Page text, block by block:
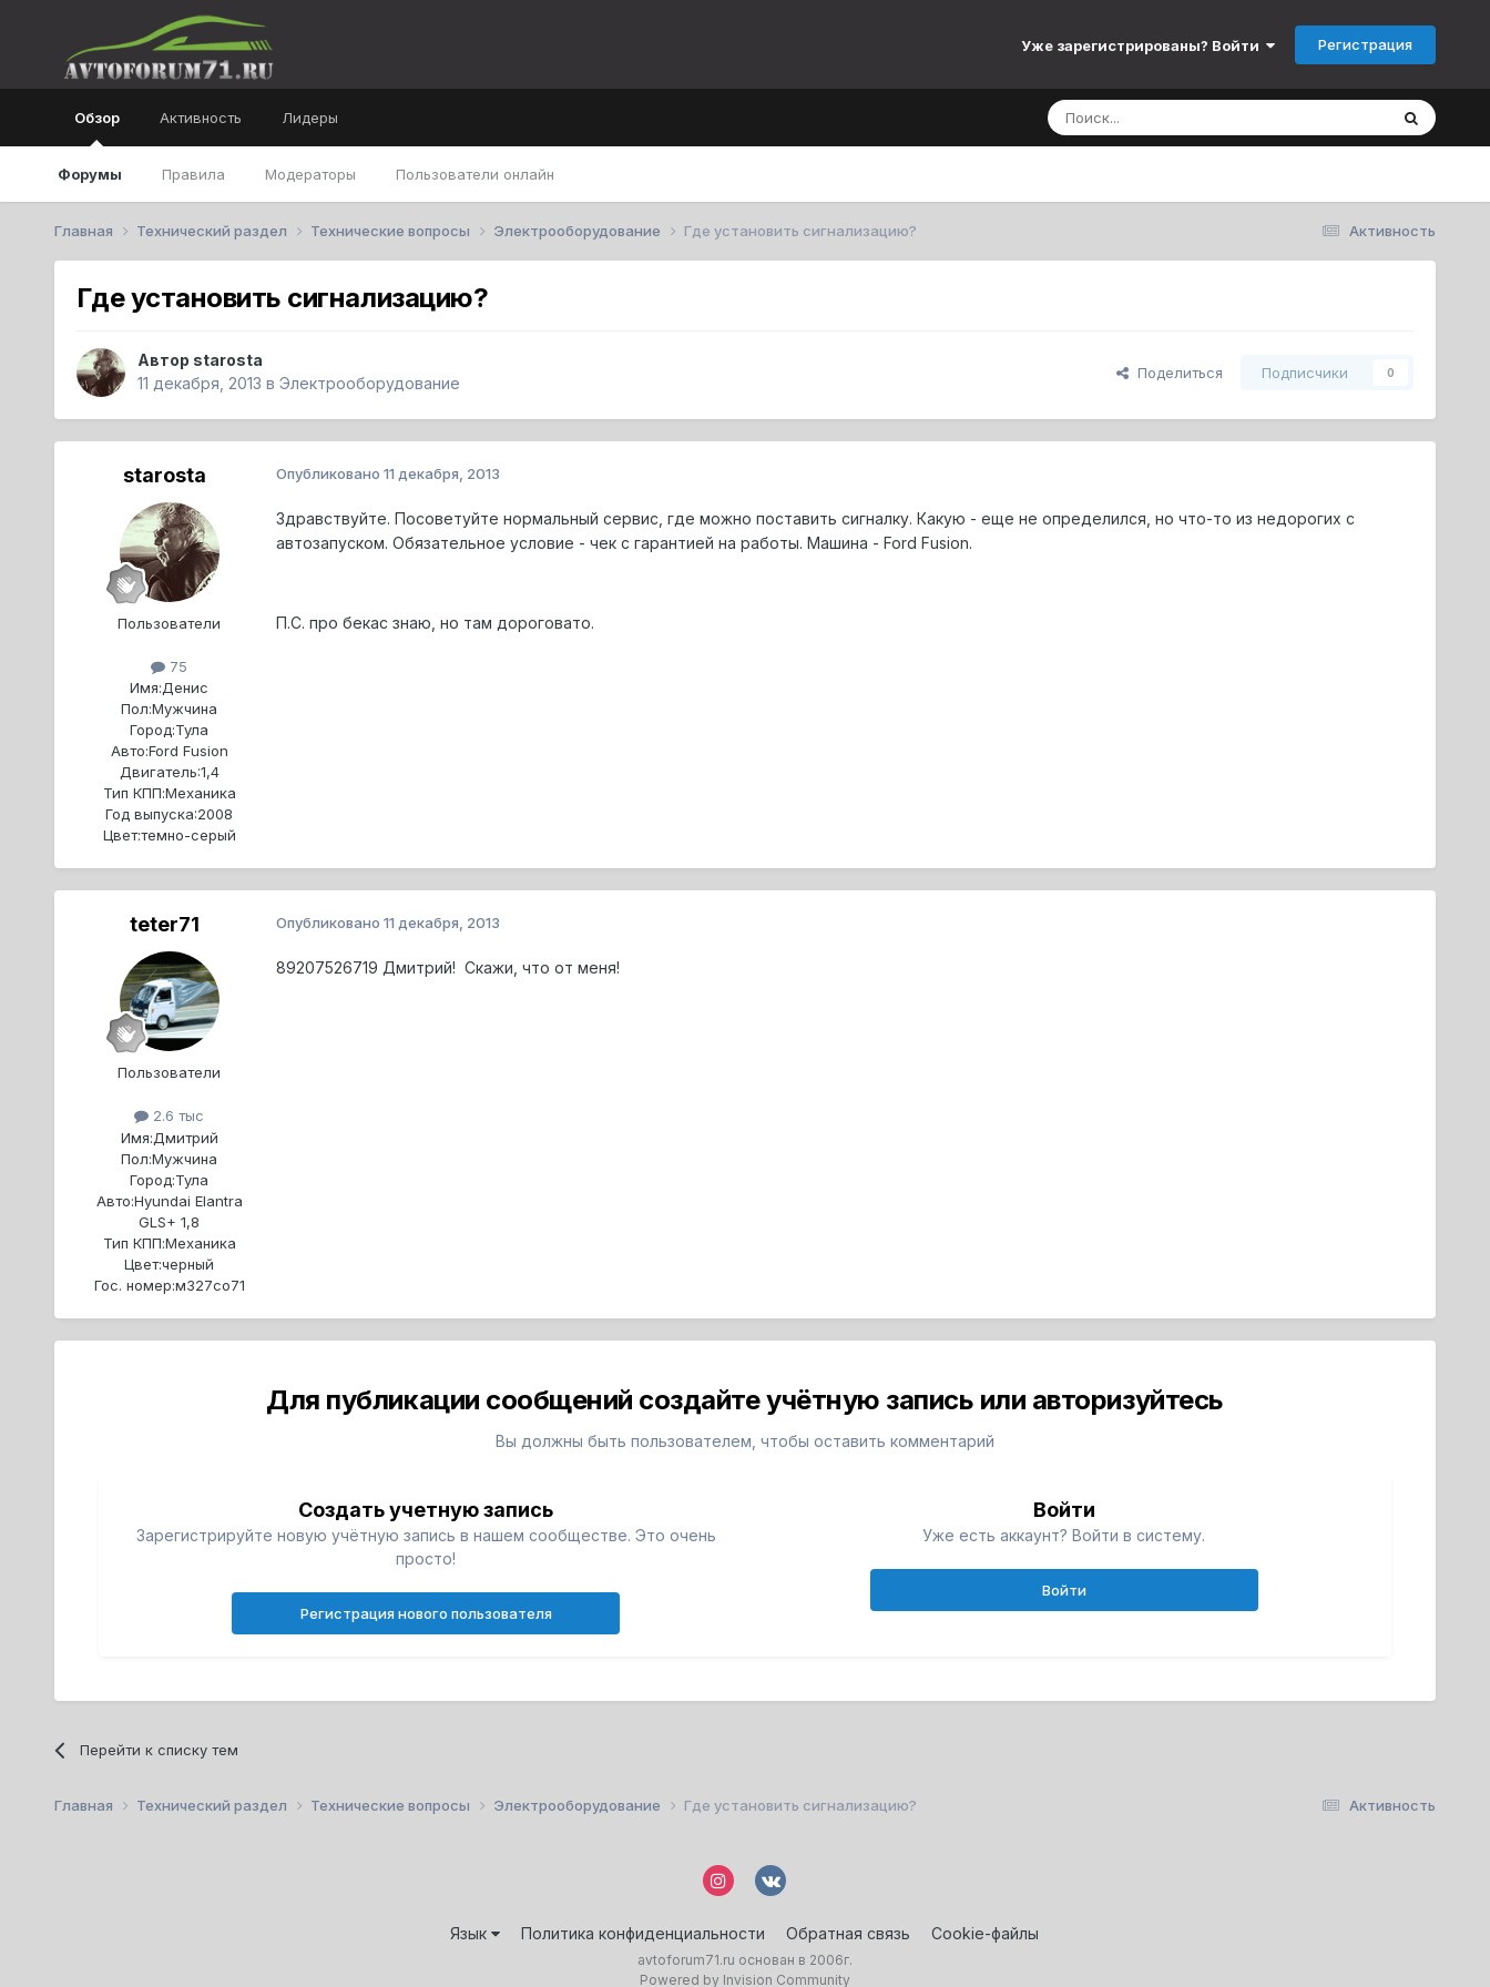
Уже зарегистрированы? Войти Регистрация
Обзор
Форумы Правила Модераторы Пользователи онлайн
Активность Лидеры
Активность
Главная Технический раздел Технические вопросы Электрооборудование Где установить сигнализацию?
Где установить сигнализацию?
Автор starosta
11 декабря, 2013 в Электрооборудование
Поделиться Подписчики 0
starosta
Пользователи
75
Имя:Денис
Пол:Мужчина
Город:Тула
Авто:Ford Fusion
Двигатель:1,4
Тип КПП:Механика
Год выпуска:2008
Цвет:темно-серый
Опубликовано 11 декабря, 2013
Здравствуйте. Посоветуйте нормальный сервис, где можно поставить сигналку. Какую - еще не определился, но что-то из недорогих с
автозапуском. Обязательное условие - чек с гарантией на работы. Машина - Ford Fusion.
П.С. про бекас знаю, но там дороговато.
teter71
Пользователи
2.6 тыс
Имя:Дмитрий
Пол:Мужчина
Город:Тула
Авто:Hyundai Elantra
GLS+ 1,8
Тип КПП:Механика
Цвет:черный
Гос. номер:м327со71
Опубликовано 11 декабря, 2013
89207526719 Дмитрий! Скажи, что от меня!
Для публикации сообщений создайте учётную запись или авторизуйтесь
Вы должны быть пользователем, чтобы оставить комментарий
Создать учетную запись
Зарегистрируйте новую учётную запись в нашем сообществе. Это очень
просто!
Регистрация нового пользователя
Войти
Уже есть аккаунт? Войти в систему.
Войти
Перейти к списку тем
Активность
Главная Технический раздел Технические вопросы Электрооборудование Где установить сигнализацию?
Язык Политика конфиденциальности Обратная связь Cookie-файлы
avtoforum71.ru основан в 2006г.
Powered by Invision Community